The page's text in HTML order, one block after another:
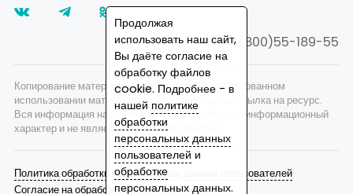
8(800)55-189-55
Политика обработки персональных данных пользователей
Согласие на обработку персональных данных
Копирование материалов запрещено, при согласованном
использовании материалов сайта необходима ссылка на ресурс.
Вся информация на сайте носит исключительно информационный
характер и не является публичной офертой.
Продолжая
использовать наш сайт,
Вы даёте согласие на
обработку файлов
cookie. Подробнее - в
нашей политике
обработки
персональных данных
пользователей и
обработке
персональных данных.